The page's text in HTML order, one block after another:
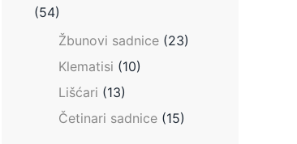
(54)
Žbunovi sadnice (23)
Klematisi (10)
Lišćari (13)
Četinari sadnice (15)